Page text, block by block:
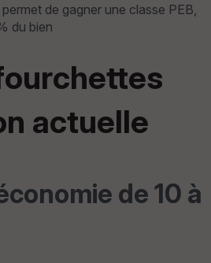
de gagner une classe PEB,
du bien
actuelle
de 10 à